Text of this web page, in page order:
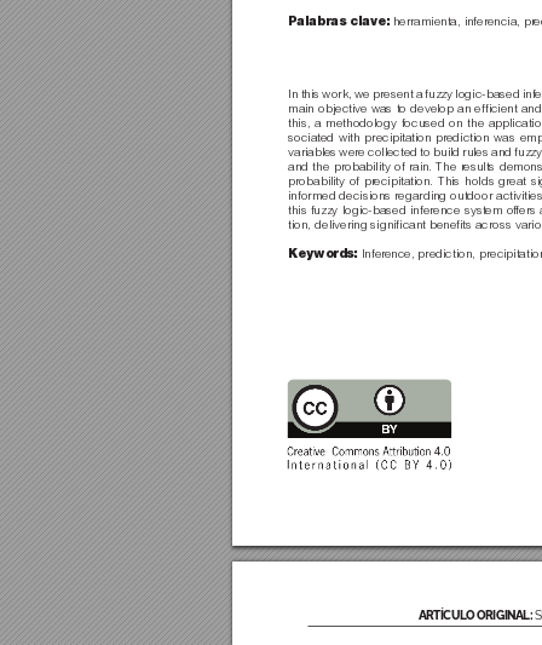
Palabras clave: herramienta, inferencia, pr
In this work, we present a fuzzy logic-based
main objective was to develop an efﬁcient
this, a methodology focused on the
sociated with precipitation prediction was
variables were collected to build rules and
and the probability of rain. The results
probability of precipitation. This holds great
informed decisions regarding outdoor
this fuzzy logic-based inference system offers
tion, delivering signiﬁcant beneﬁts across
Keywords: Inference, prediction,
ARTÍCULO ORIGINAL: